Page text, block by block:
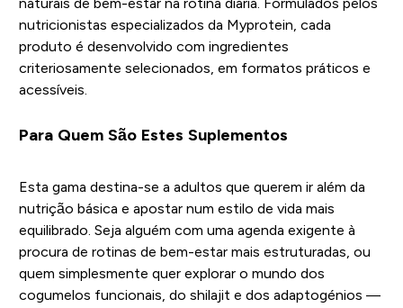
naturais de bem-estar na rotina diária. Formulados pelos
nutricionistas especializados da Myprotein, cada
produto é desenvolvido com ingredientes
criteriosamente selecionados, em formatos práticos e
acessíveis.
Para Quem São Estes Suplementos
Esta gama destina-se a adultos que querem ir além da
nutrição básica e apostar num estilo de vida mais
equilibrado. Seja alguém com uma agenda exigente à
procura de rotinas de bem-estar mais estruturadas, ou
quem simplesmente quer explorar o mundo dos
cogumelos funcionais, do shilajit e dos adaptogénios —